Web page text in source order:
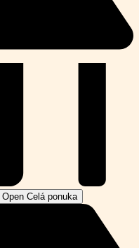
Open Celá ponuka